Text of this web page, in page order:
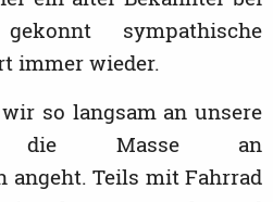
sympathische
immer wieder.
so langsam an unsere
die Masse an
angeht. Teils mit Fahrrad